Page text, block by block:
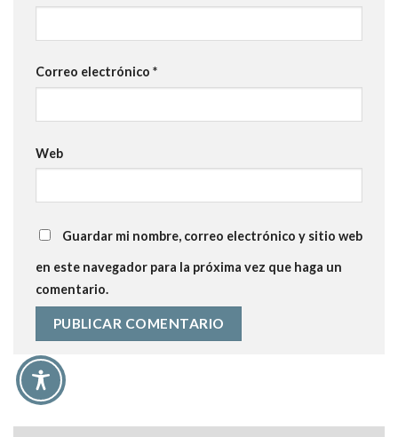
Correo electrónico *
Web
Guardar mi nombre, correo electrónico y sitio web
en este navegador para la próxima vez que haga un
comentario.